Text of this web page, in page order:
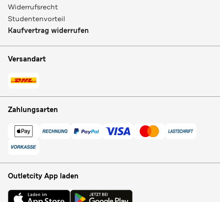
Widerrufsrecht
Studentenvorteil
Kaufvertrag widerrufen
Versandart
Zahlungsarten
Outletcity App laden